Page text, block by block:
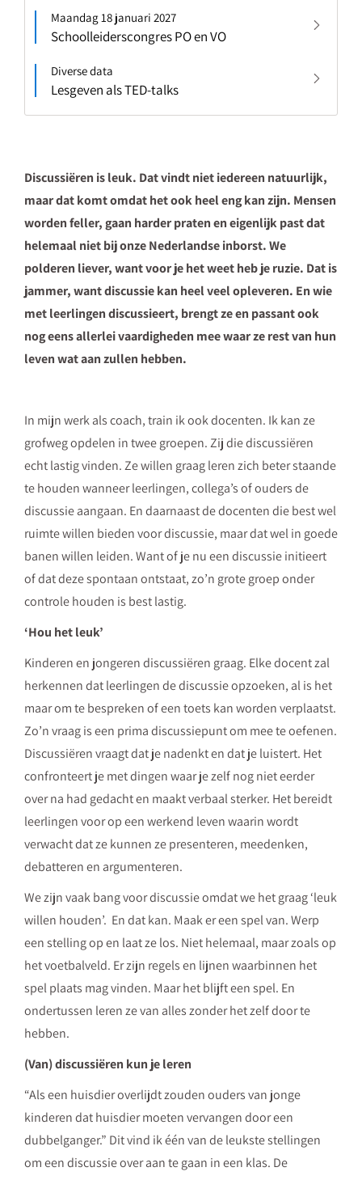
Maandag 18 januari 2027
Schoolleiderscongres PO en VO
Diverse data
Lesgeven als TED-talks
Discussiëren is leuk. Dat vindt niet iedereen natuurlijk,
maar dat komt omdat het ook heel eng kan zijn. Mensen
worden feller, gaan harder praten en eigenlijk past dat
helemaal niet bij onze Nederlandse inborst. We
polderen liever, want voor je het weet heb je ruzie. Dat is
jammer, want discussie kan heel veel opleveren. En wie
met leerlingen discussieert, brengt ze en passant ook
nog eens allerlei vaardigheden mee waar ze rest van hun
leven wat aan zullen hebben.
In mijn werk als coach, train ik ook docenten. Ik kan ze
grofweg opdelen in tweegroepen. Zij die discussiëren
echt lastig vinden. Ze willen graag leren zich beter staande
te houden wanneer leerlingen, collega’s of ouders de
discussie aangaan. En daarnaast de docenten die best wel
ruimte willen bieden voor discussie, maar dat wel in goede
banen willen leiden. Want of je nu eendiscussieinitieert
of dat deze spontaan ontstaat, zo’n grote groep onder
controle houden is best lastig.
‘Hou het leuk’
Kinderen en jongerendiscussiëren graag. Elke docent zal
herkennen dat leerlingen de discussie opzoeken, al is het
maar om te bespreken of een toets kan worden verplaatst.
Zo’n vraag is een prima discussiepunt om mee te oefenen.
Discussiëren vraagt dat je nadenkt en dat je luistert. Het
confronteert je met dingen waar je zelf nog niet eerder
over na had gedacht en maakt verbaal sterker. Het bereidt
leerlingen voor op een werkend leven waarin wordt
verwacht dat ze kunnen ze presenteren, meedenken,
debatteren en argumenteren.
We zijn vaak bang voor discussie omdat we het graag‘leuk
willen houden’. En dat kan. Maak er een spel van. Werp
een stelling op en laat ze los. Niet helemaal, maar zoals op
het voetbalveld. Er zijn regels en lijnen waarbinnen het
spel plaats mag vinden. Maar het blijft een spel. En
ondertussen leren ze van alles zonder het zelf door te
hebben.
(Van) discussiëren kun je leren
“Als een huisdier overlijdt zouden ouders van jonge
kinderen dat huisdier moeten vervangen door een
dubbelganger.” Dit vind ik één van de leukste stellingen
om een discussie over aan te gaan in een klas. De